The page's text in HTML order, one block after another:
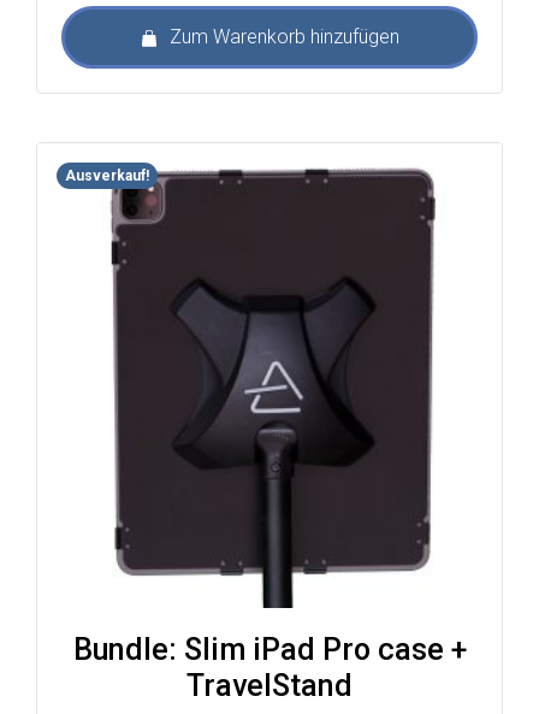
war:
€138,00
ist:
€119,00.
Zum Warenkorb hinzufügen
Ausverkauf!
Bundle: Slim iPad Pro case +
TravelStand